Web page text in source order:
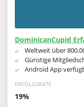
DominicanCupid
Weltweit über
Günstige
Android App
ERFOLGSRATE
19%